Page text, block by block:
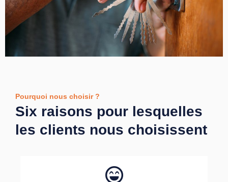
Pourquoi nous choisir ?
Six raisons pour lesquelles
les clients nous choisissent